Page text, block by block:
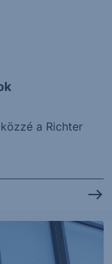
a Richter